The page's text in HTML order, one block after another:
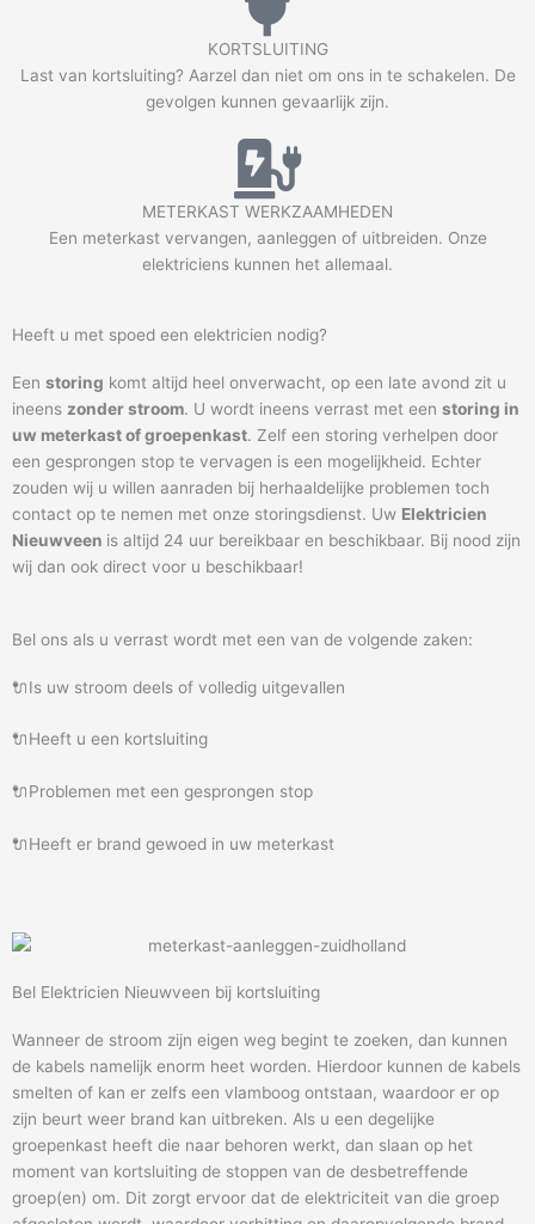
KORTSLUITING
Last van kortsluiting? Aarzel dan niet om ons in te schakelen. De
gevolgen kunnen gevaarlijk zijn.
METERKAST WERKZAAMHEDEN
Een meterkast vervangen, aanleggen of uitbreiden. Onze
elektriciens kunnen het allemaal.
Heeft u met spoed een elektricien nodig?
Een storing komt altijd heel onverwacht, op een late avond zit u
ineens zonder stroom. U wordt ineens verrast met een storing in
uw meterkast of groepenkast. Zelf een storing verhelpen door
een gesprongen stop te vervagen is een mogelijkheid. Echter
zouden wij u willen aanraden bij herhaaldelijke problemen toch
contact op te nemen met onze storingsdienst. Uw Elektricien
Nieuwveen is altijd 24 uur bereikbaar en beschikbaar. Bij nood zijn
wij dan ook direct voor u beschikbaar!
Bel ons als u verrast wordt met een van de volgende zaken:
🔌Is uw stroom deels of volledig uitgevallen
🔌Heeft u een kortsluiting
🔌Problemen met een gesprongen stop
🔌Heeft er brand gewoed in uw meterkast
Bel Elektricien Nieuwveen bij kortsluiting
Wanneer de stroom zijn eigen weg begint te zoeken, dan kunnen
de kabels namelijk enorm heet worden. Hierdoor kunnen de kabels
smelten of kan er zelfs een vlamboog ontstaan, waardoor er op
zijn beurt weer brand kan uitbreken. Als u een degelijke
groepenkast heeft die naar behoren werkt, dan slaan op het
moment van kortsluiting de stoppen van de desbetreffende
groep(en) om. Dit zorgt ervoor dat de elektriciteit van die groep